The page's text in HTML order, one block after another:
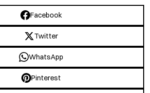
Facebook
Twitter
WhatsApp
Pinterest